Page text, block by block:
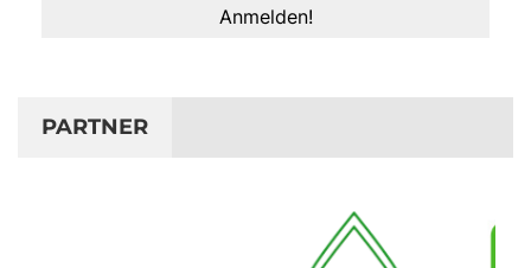
PARTNER